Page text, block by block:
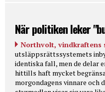
När politiken leker
Northvolt, vindkraftens
utsläppsrättssystemets
identiska fall, men de delar
hittills haft mycket
morgondagens vinnare och